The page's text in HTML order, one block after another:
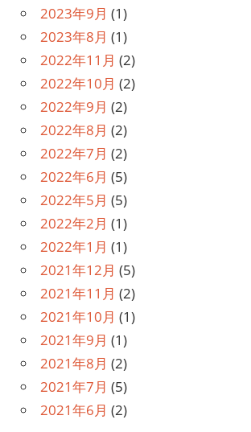
2023年9月 (1)
2023年8月 (1)
2022年11月 (2)
2022年10月 (2)
2022年9月 (2)
2022年8月 (2)
2022年7月 (2)
2022年6月 (5)
2022年5月 (5)
2022年2月 (1)
2022年1月 (1)
2021年12月 (5)
2021年11月 (2)
2021年10月 (1)
2021年9月 (1)
2021年8月 (2)
2021年7月 (5)
2021年6月 (2)